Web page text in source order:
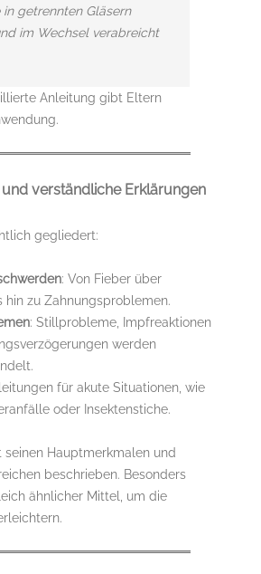
getrennten Gläsern
im Wechsel verabreicht
Anleitung gibt Eltern
verständliche Erklärungen
gegliedert:
: Von Fieber über
hin zu Zahnungsproblemen.
: Stillprobleme, Impfreaktionen
werden
für akute Situationen, wie
oder Insektenstiche.
Hauptmerkmalen und
beschrieben. Besonders
ähnlicher Mittel, um die